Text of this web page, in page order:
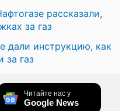
рассказали,
за газ
дали инструкцию, как
за газ
Читайте нас у
Google News